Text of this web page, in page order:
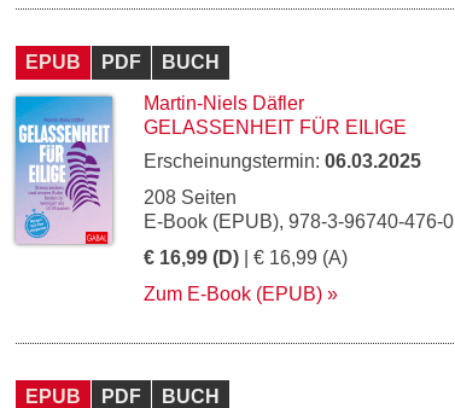
EPUB PDF
BUCH
Martin-Niels Däfler
GELASSENHEIT FÜR EILIGE
Erscheinungstermin: 06.03.2025
208 Seiten
E-Book (EPUB), 978-3-96740-476-0
€ 16,99 (D) | € 16,99 (A)
Zum E-Book (EPUB)
EPUB PDF
BUCH